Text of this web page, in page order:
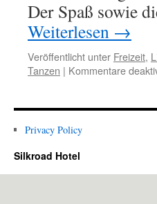
Der Spaß sowie
Weiterlesen →
Veröffentlicht unter Freizeit,
Tanzen | Kommentare
Privacy Policy
Silkroad Hotel